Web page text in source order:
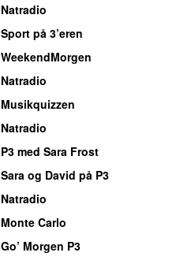
Natradio
Sport på 3’eren
WeekendMorgen
Natradio
Musikquizzen
Natradio
P3 med Sara Frost
Sara og David på P3
Natradio
Monte Carlo
Go’ Morgen P3